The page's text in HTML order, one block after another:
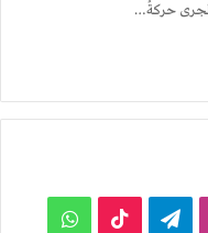
تيلقرام ‫TikTokواتساب